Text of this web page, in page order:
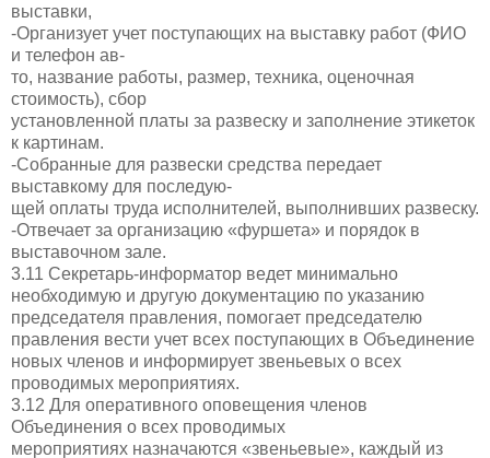
выставки,
-Организует учет поступающих на выставку работ (ФИО
и телефон ав-
то, название работы, размер, техника, оценочная
стоимость), сбор
установленной платы за развеску и заполнение этикеток
к картинам.
-Собранные для развески средства передает
выставкому для последую-
щей оплаты труда исполнителей, выполнивших развеску.
-Отвечает за организацию «фуршета» и порядок в
выставочном зале.
3.11 Секретарь-информатор ведет минимально
необходимую и другую документацию по указанию
председателя правления, помогает председателю
правления вести учет всех поступающих в Объединение
новых членов и информирует звеньевых о всех
проводимых мероприятиях.
3.12 Для оперативного оповещения членов
Объединения о всех проводимых
мероприятиях назначаются «звеньевые», каждый из